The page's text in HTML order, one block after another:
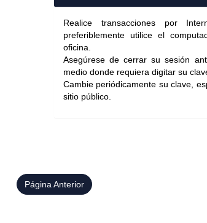
Realice transacciones por
preferiblemente utilice el
oficina.
Asegúrese de cerrar su sesión
medio donde requiera digitar su
Cambie periódicamente su clave,
sitio público.
Página Anterior